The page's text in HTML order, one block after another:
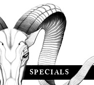
SPECIALS